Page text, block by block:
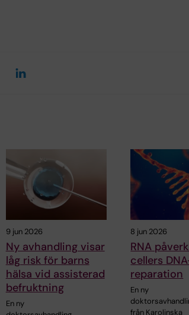
9 jun 2026
Ny avhandling visar
låg risk för barns
hälsa vid assisterad
befruktning
En ny
8 jun 2026
RNA
cellers
reparation
En ny
från Karolinska